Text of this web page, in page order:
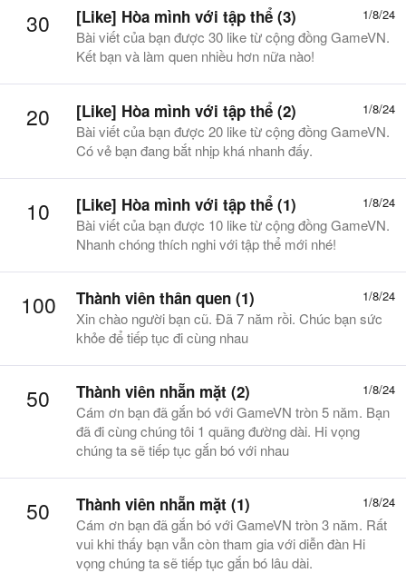
30 1/8/24
[Like] Hòa mình với tập thể (3)
Bài viết của bạn được 30 like từ cộng đồng GameVN.
Kết bạn và làm quen nhiều hơn nữa nào!
20 1/8/24
[Like] Hòa mình với tập thể (2)
Bài viết của bạn được 20 like từ cộng đồng GameVN.
Có vẻ bạn đang bắt nhịp khá nhanh đấy.
10 1/8/24
[Like] Hòa mình với tập thể (1)
Bài viết của bạn được 10 like từ cộng đồng GameVN.
Nhanh chóng thích nghi với tập thể mới nhé!
100 1/8/24
Thành viên thân quen (1)
Xin chào người bạn cũ. Đã 7 năm rồi. Chúc bạn sức
khỏe để tiếp tục đi cùng nhau
50 1/8/24
Thành viên nhẵn mặt (2)
Cám ơn bạn đã gắn bó với GameVN tròn 5 năm. Bạn
đã đi cùng chúng tôi 1 quãng đường dài. Hi vọng
chúng ta sẽ tiếp tục gắn bó với nhau
50 1/8/24
Thành viên nhẵn mặt (1)
Cám ơn bạn đã gắn bó với GameVN tròn 3 năm. Rất
vui khi thấy bạn vẫn còn tham gia với diễn đàn Hi
vọng chúng ta sẽ tiếp tục gắn bó lâu dài.